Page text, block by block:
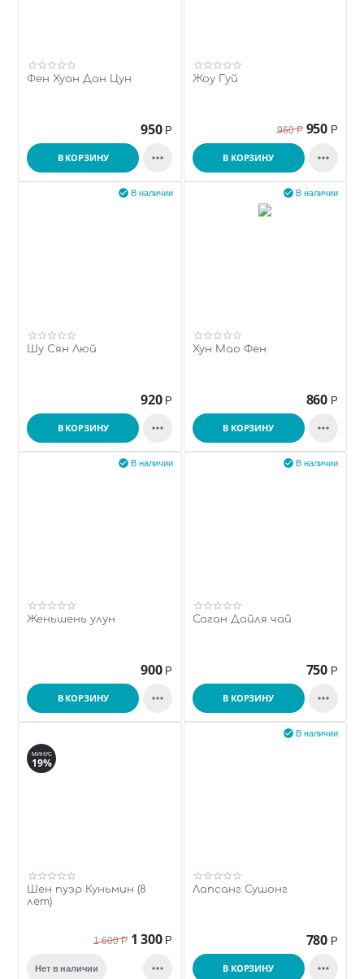
Фен Хуан Дан Цун
950 Р
В КОРЗИНУ 
Жоу Гуй
960 Р 950 Р
В КОРЗИНУ 
В наличии

Шу Сян Люй
920 Р
В КОРЗИНУ 
В наличии

Хун Мао Фен
860 Р
В КОРЗИНУ 
В наличии

Женьшень улун
900 Р
В КОРЗИНУ 
В наличии

Саган Дайля чай
750 Р
В КОРЗИНУ 
МИНУС
19%
Шен пуэр Куньмин (8
лет)
1 600 Р 1 300 Р
Нет в наличии 
В наличии

Лапсанг Сушонг
780 Р
В КОРЗИНУ 